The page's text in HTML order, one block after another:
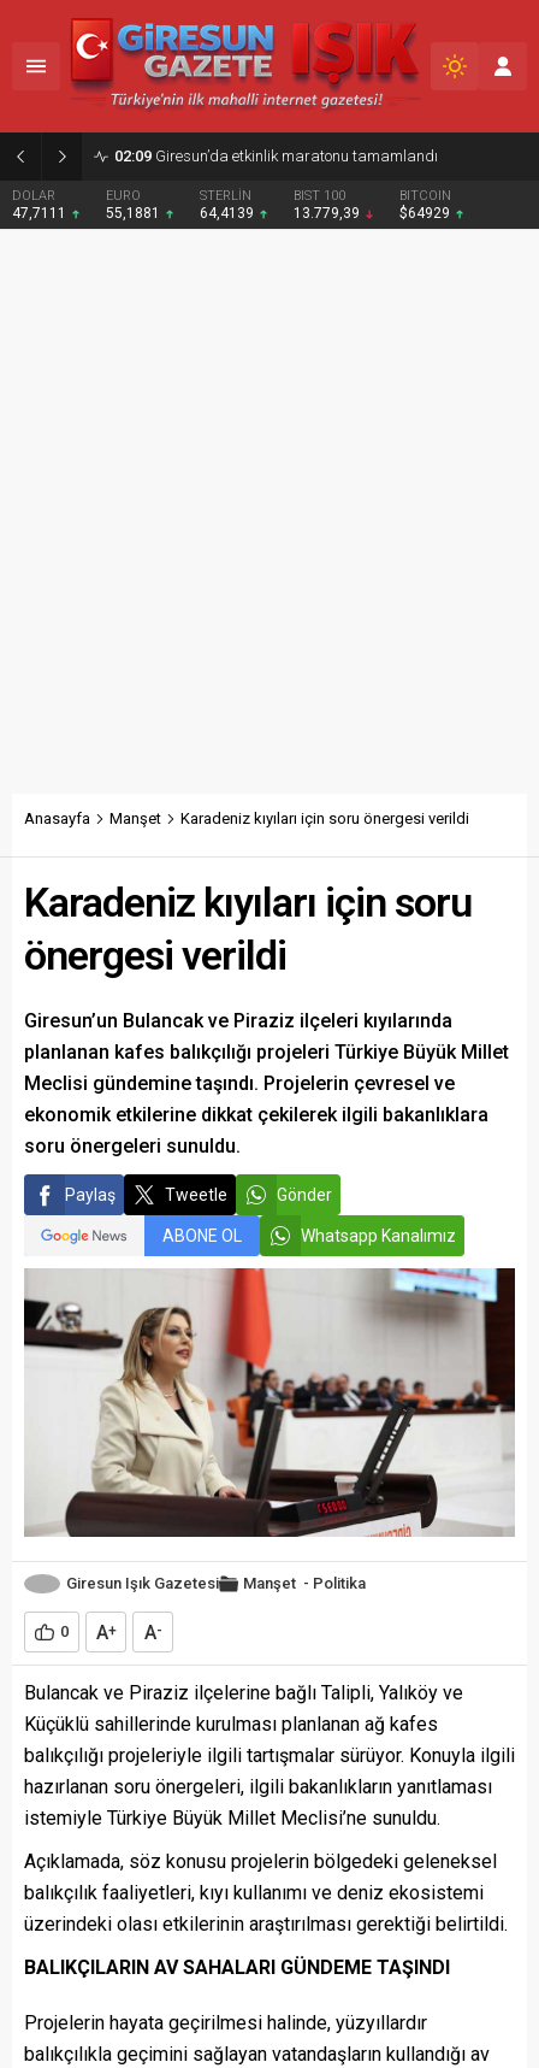
02:09 Giresun’da etkinlik maratonu tamamlandı
DOLAR
47,7111
EURO
55,1881
STERLİN
64,4139
BIST 100
13.779,39
BITCOIN
$64929
Anasayfa Manşet Karadeniz kıyıları için soru önergesi verildi
Karadeniz kıyıları için soru
önergesi verildi
Giresun’un Bulancak ve Piraziz ilçeleri kıyılarında
planlanan kafes balıkçılığı projeleri Türkiye Büyük Millet
Meclisi gündemine taşındı. Projelerin çevresel ve
ekonomik etkilerine dikkat çekilerek ilgili bakanlıklara
soru önergeleri sunuldu.
Paylaş Tweetle Gönder
ABONE OL Whatsapp Kanalımız
Giresun Işık Gazetesi Manşet - Politika
0 A+ A-
Bulancak ve Piraziz ilçelerine bağlı Talipli, Yalıköy ve
Küçüklü sahillerinde kurulması planlanan ağ kafes
balıkçılığı projeleriyle ilgili tartışmalar sürüyor. Konuyla ilgili
hazırlanan soru önergeleri, ilgili bakanlıkların yanıtlaması
istemiyle Türkiye Büyük Millet Meclisi’ne sunuldu.
Açıklamada, söz konusu projelerin bölgedeki geleneksel
balıkçılık faaliyetleri, kıyı kullanımı ve deniz ekosistemi
üzerindeki olası etkilerinin araştırılması gerektiği belirtildi.
BALIKÇILARIN AV SAHALARI GÜNDEME TAŞINDI
Projelerin hayata geçirilmesi halinde, yüzyıllardır
balıkçılıkla geçimini sağlayan vatandaşların kullandığı av